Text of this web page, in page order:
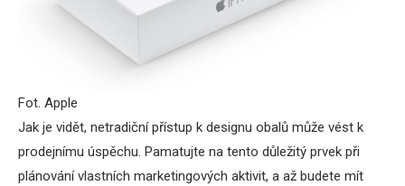
Fot. Apple
Jak je vidět, netradiční přístup k designu obalů může vést k
prodejnímu úspěchu. Pamatujte na tento důležitý prvek při
plánování vlastních marketingových aktivit, a až budete mít